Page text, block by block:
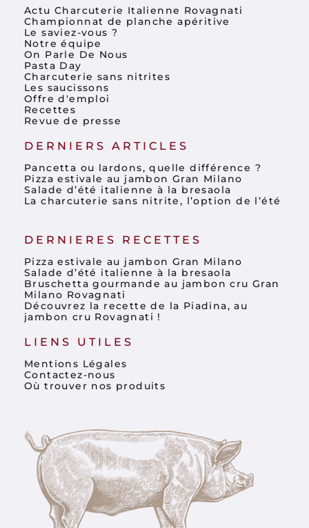
Actu Charcuterie Italienne Rovagnati
Championnat de planche apéritive
Le saviez-vous ?
Notre équipe
On Parle De Nous
Pasta Day
Charcuterie sans nitrites
Les saucissons
Offre d'emploi
Recettes
Revue de presse
DERNIERS ARTICLES
Pancetta ou lardons, quelle différence ?
Pizza estivale au jambon Gran Milano
Salade d’été italienne à la bresaola
La charcuterie sans nitrite, l’option de l’été
DERNIERES RECETTES
Pizza estivale au jambon Gran Milano
Salade d’été italienne à la bresaola
Bruschetta gourmande au jambon cru Gran
Milano Rovagnati
Découvrez la recette de la Piadina, au
jambon cru Rovagnati !
LIENS UTILES
Mentions Légales
Contactez-nous
Où trouver nos produits